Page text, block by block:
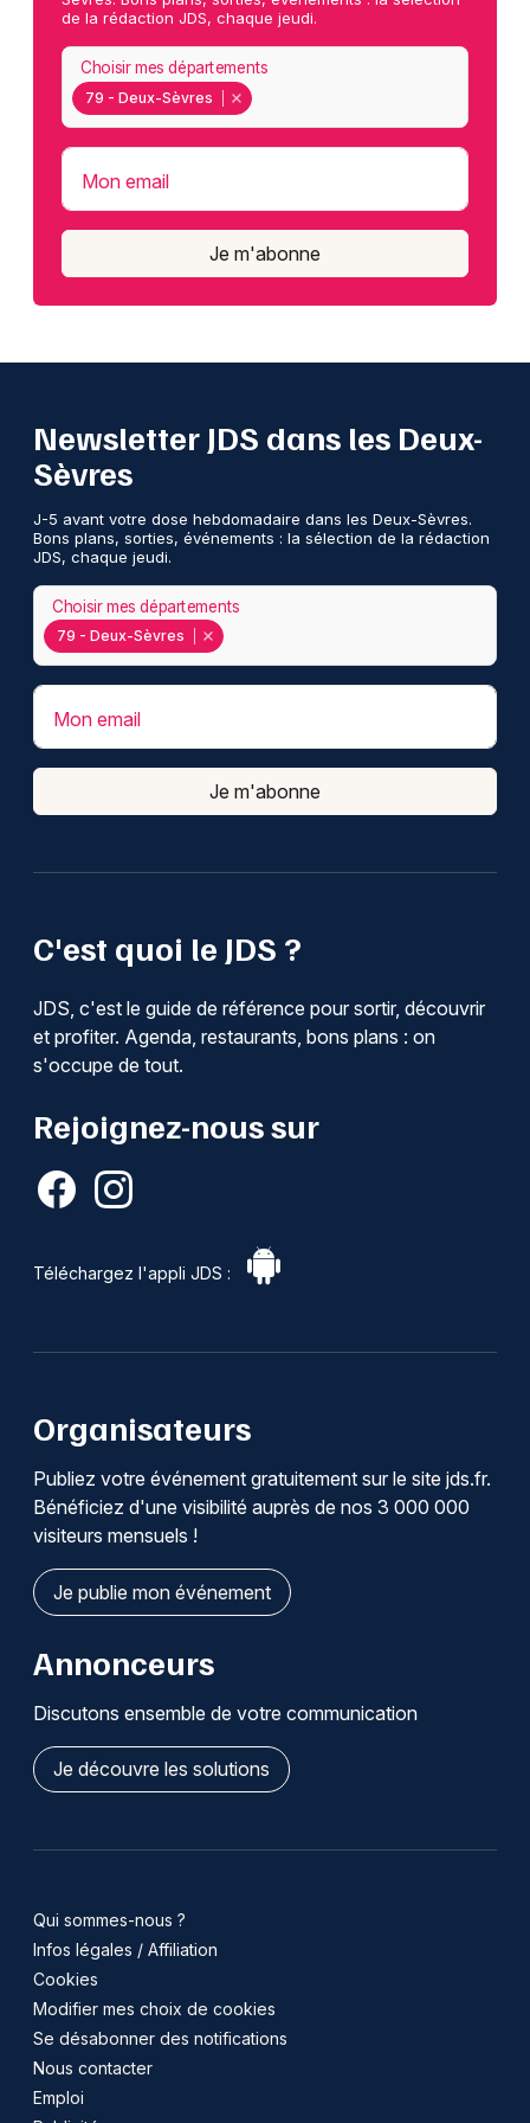
de la rédaction JDS, chaque jeudi.
79 - Deux-Sèvres
Choisir mes départements
Mon email
Je m'abonne
C'est quoi le JDS ?
JDS, c'est le guide de référence pour sortir, découvrir
et profiter. Agenda, restaurants, bons plans : on
s'occupe de tout.
Rejoignez-nous sur
Téléchargez l'appli JDS :
Newsletter JDS dans les Deux-
Sèvres
J-5 avant votre dose hebdomadaire dans les Deux-Sèvres.
Bons plans, sorties, événements : la sélection de la rédaction
JDS, chaque jeudi.
79 - Deux-Sèvres
Choisir mes départements
Mon email
Je m'abonne
Organisateurs
Publiez votre événement gratuitement sur le site jds.fr.
Bénéficiez d'une visibilité auprès de nos 3 000 000
visiteurs mensuels !
Je publie mon événement
Annonceurs
Discutons ensemble de votre communication
Je découvre les solutions
Qui sommes-nous ?
Infos légales / Affiliation
Cookies
Modifier mes choix de cookies
Se désabonner des notifications
Nous contacter
Emploi